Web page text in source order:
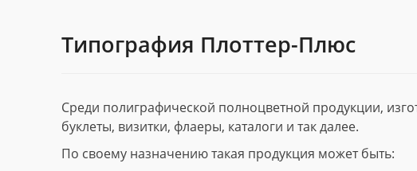
Типография Плоттер-Плюс
Среди полиграфической полноцветной продукции,
буклеты, визитки, флаеры, каталоги и так далее.
По своему назначению такая продукция может быть: